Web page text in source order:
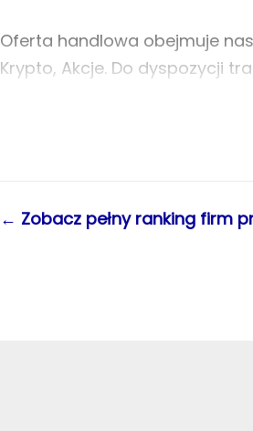
Oferta handlowa obejmuje
Krypto, Akcje. Do dyspozycji
MT5. Maksymalna alokacja
(utrzymanie wolumenu ±25%
kontach Finotive Pro.
← Zobacz pełny ranking firm